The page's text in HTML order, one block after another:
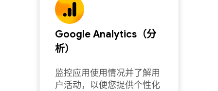
Google Analytics（分
析）
监控应用使用情况并了解用
户活动，以便您提供个性化